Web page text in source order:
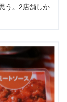
う。2店舗しか